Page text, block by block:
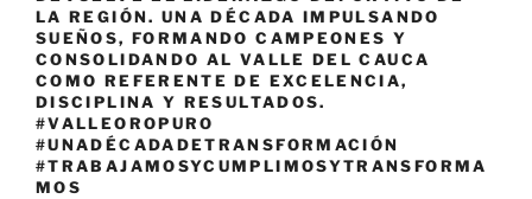
LA REGIÓN. UNA DÉCADA IMPULSANDO
SUEÑOS, FORMANDO CAMPEONES Y
CONSOLIDANDO AL VALLE DEL CAUCA
COMO REFERENTE DE EXCELENCIA,
DISCIPLINA Y RESULTADOS.
#VALLEOROPURO
#UNADÉCADADETRANSFORMACIÓN
#TRABAJAMOSYCUMPLIMOSYTRANSFORMA
MOS